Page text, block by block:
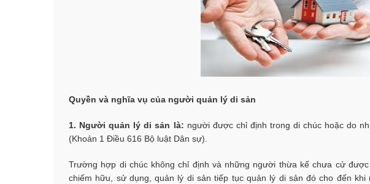
Quyền và nghĩa vụ của người quản lý di sản
1. Người quản lý di sản là: người được chỉ định trong di chúc hoặc do
(Khoản 1 Điều 616 Bộ luật Dân sự).
Trường hợp di chúc không chỉ định và những người thừa kế chưa cử
chiếm hữu, sử dụng, quản lý di sản tiếp tục quản lý di sản đó cho đến